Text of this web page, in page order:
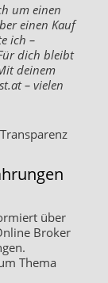
um einen
einen Kauf
ich –
dich bleibt
deinem
– vielen
über
Broker
Thema